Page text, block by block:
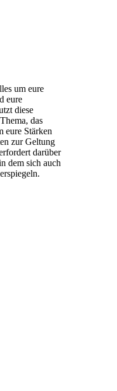
um eure
eure
diese
das
eure Stärken
zur Geltung
darüber
dem sich auch